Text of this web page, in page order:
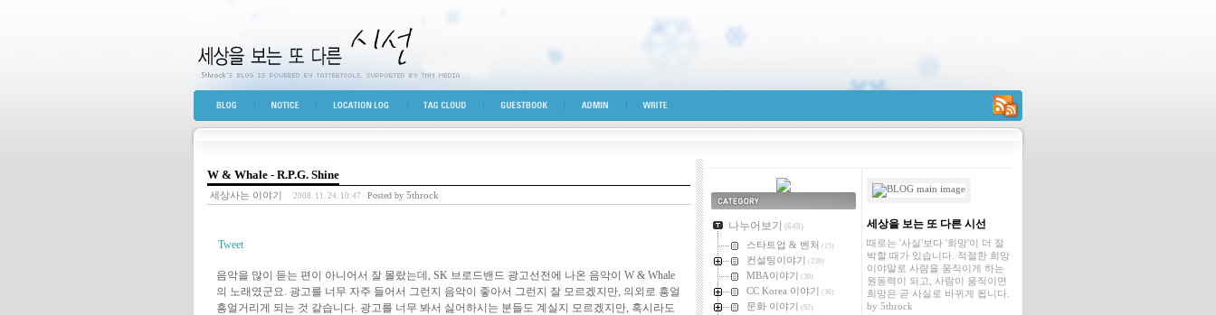
세상을 보는 또 다른 시선
BLOG TOP NOTICE LOCATION LOG TAG CLOUD GUESTBOOK ADMIN WRITE RSS
W & Whale - R.P.G. Shine
세상사는 이야기 2008. 11. 24. 10:47 Posted by 5throck
Tweet
음악을 많이 듣는 편이 아니어서 잘 몰랐는데, SK 브로드밴드 광고선전에 나온 음악이 W & Whale
의 노래였군요. 광고를 너무 자주 들어서 그런지 음악이 좋아서 그런지 잘 모르겠지만, 의외로 흥얼
흥얼거리게 되는 것 같습니다. 광고를 너무 봐서 싫어하시는 분들도 계실지 모르겠지만, 혹시라도
카테고리
나누어보기 (648)
스타트업 & 벤처 (15)
컨설팅이야기 (239)
MBA이야기 (39)
CC Korea 이야기 (36)
문화 이야기 (92)
세상을 보는 또 다른 시선
때로는 '사실'보다 '희망'이 더 절
박할 때가 있습니다. 적절한 희망
이야말로 사람을 움직이게 하는
원동력이 되고, 사람이 움직이면
희망은 곧 사실로 바뀌게 됩니다.
by 5throck